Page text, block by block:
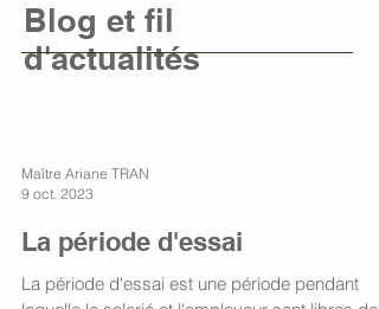
Blog et fil
d'actualités
Maître Ariane TRAN
9 oct. 2023
La période d'essai
La période d'essai est une période pendant